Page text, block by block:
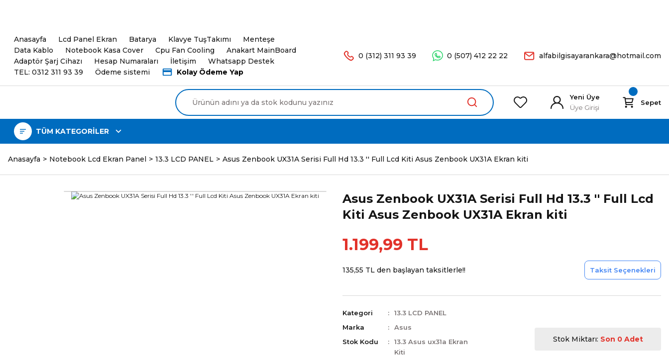
Anasayfa Lcd Panel Ekran Batarya Klavye TuşTakımı
Menteşe
Data Kablo
Notebook Kasa Cover Cpu Fan Cooling
Anakart MainBoard
Adaptör Şarj Cihazı
Hesap Numaraları İletişim
Whatsapp Destek
TEL: 0312 311 93 39
Ödeme sistemi Kolay Ödeme Yap
0 (312) 311 93 39 0 (507) 412 22 22 alfabilgisayarankara@hotmail.com
Yeni Üye
Üye Girişi
Sepet
TÜM KATEGORİLER
Anasayfa Notebook Lcd Ekran Panel 13.3 LCD PANEL Asus Zenbook UX31A Serisi Full Hd 13.3 '' Full Lcd Kiti Asus Zenbook UX31A Ekran kiti
Asus Zenbook UX31A Serisi Full Hd 13.3 '' Full Lcd
Kiti Asus Zenbook UX31A Ekran kiti
1.199,99 TL
135,55 TL den başlayan taksitlerle!! Taksit Seçenekleri
Kategori
13.3 LCD PANEL
Marka
Asus
Stok Kodu
13.3 Asus ux31a Ekran
Kiti
Stok Miktarı: Son 0 Adet